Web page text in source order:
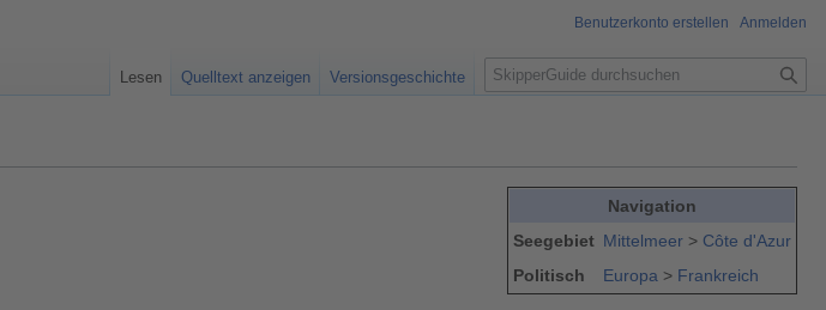
Navigation
Seegebiet Mittelmeer > Côte d'Azur
Politisch
Europa > Frankreich
Benutzerkonto erstellen Anmelden
Lesen Quelltext anzeigen Versionsgeschichte
S
u
e